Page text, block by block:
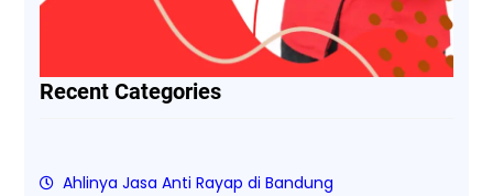
Recent Categories
Ahlinya Jasa Anti Rayap di Bandung